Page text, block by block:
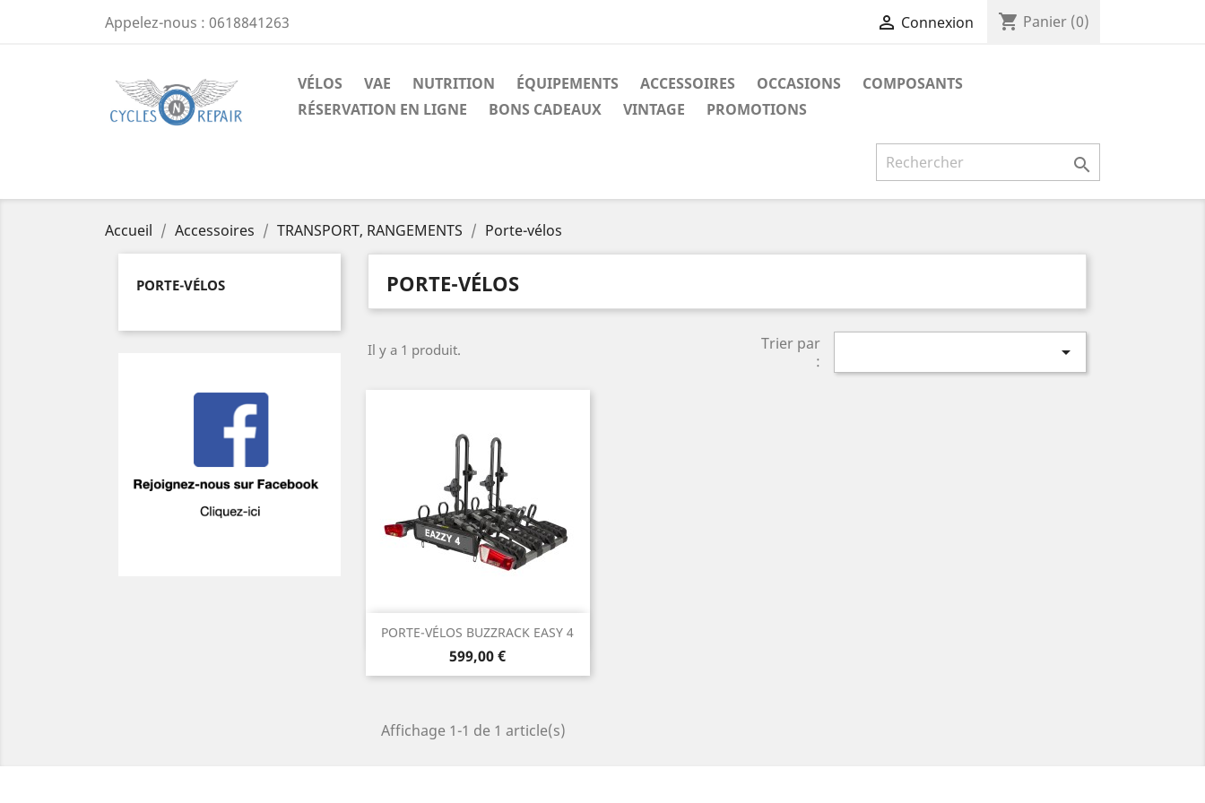
Appelez-nous : 0618841263  Connexion shopping_cart Panier (0)
VÉLOS VAE NUTRITION ÉQUIPEMENTS ACCESSOIRES OCCASIONS
COMPOSANTS
RÉSERVATION EN LIGNE
BONS CADEAUX VINTAGE PROMOTIONS

Accueil Accessoires TRANSPORT, RANGEMENTS Porte-vélos
PORTE-VÉLOS PORTE-VÉLOS
Il y a 1 produit.
Trier par
:

PORTE-VÉLOS BUZZRACK EASY 4
Prix
599,00 €
Aperçu rapide
Affichage 1-1 de 1 article(s)